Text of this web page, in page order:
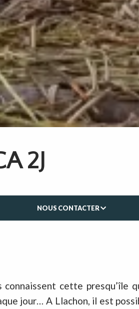
2J
NOUS CONTACTER
cette presqu’île
jour… A Llachon, il est